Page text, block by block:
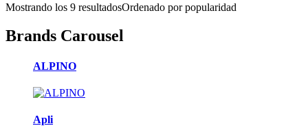
Mostrando los 9 resultadosOrdenado por popularidad
Brands Carousel
ALPINO
Apli